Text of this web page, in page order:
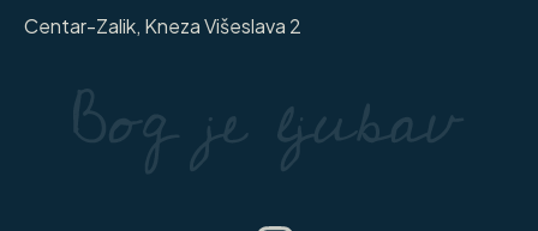
Centar-Zalik, Kneza Višeslava 2